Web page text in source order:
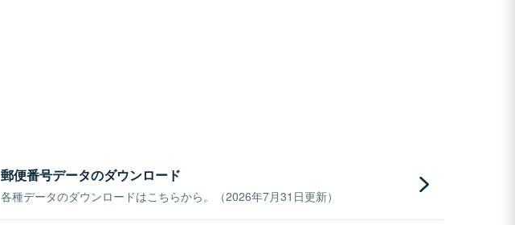
郵便番号データのダウンロード
各種データのダウンロードはこちらから。（2026年7月31日更新）